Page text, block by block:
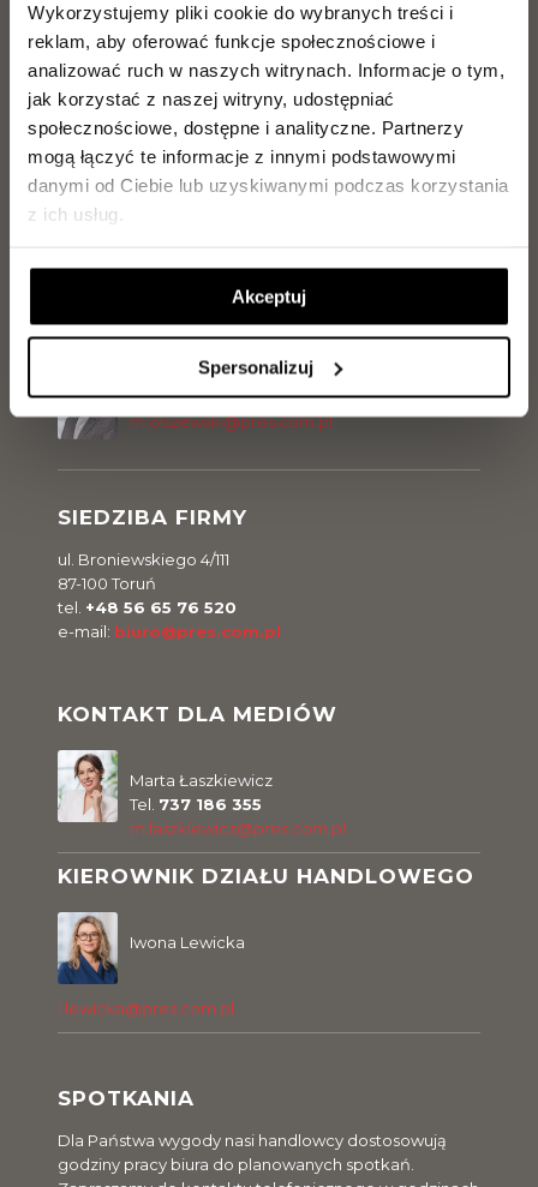
Wykorzystujemy pliki cookie do wybranych treści i
reklam, aby oferować funkcje społecznościowe i
analizować ruch w naszych witrynach. Informacje o tym,
jak korzystać z naszej witryny, udostępniać
społecznościowe, dostępne i analityczne. Partnerzy
mogą łączyć te informacje z innymi podstawowymi
danymi od Ciebie lub uzyskiwanymi podczas korzystania
z ich usług.
Akceptuj
Spersonalizuj
SIEDZIBA FIRMY
ul. Broniewskiego 4/111
87-100 Toruń
tel. +48 56 65 76 520
e-mail: biuro@pres.com.pl
KONTAKT DLA MEDIÓW
Marta Łaszkiewicz
Tel. 737 186 355
m.laszkiewicz@pres.com.pl
KIEROWNIK DZIAŁU HANDLOWEGO
Iwona Lewicka
i.lewicka@pres.com.pl
SPOTKANIA
Dla Państwa wygody nasi handlowcy dostosowują
godziny pracy biura do planowanych spotkań.
s.malinowski@pres.com.pl
Jakub Kilanowski
Tel.729 142 897
j.kilanowski@pres.com.pl
Tel.504 099 770
m.olszewska@pres.com.pl
Marcel Olszewski
Tel.500 300 056
m.olszewski@pres.com.pl